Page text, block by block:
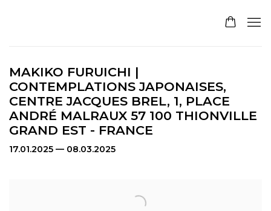
MAKIKO FURUICHI |
CONTEMPLATIONS JAPONAISES,
CENTRE JACQUES BREL, 1, PLACE
ANDRÉ MALRAUX 57 100 THIONVILLE
GRAND EST - FRANCE
17.01.2025 — 08.03.2025